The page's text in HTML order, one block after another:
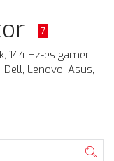
7
144 Hz-es gamer
Lenovo, Asus,